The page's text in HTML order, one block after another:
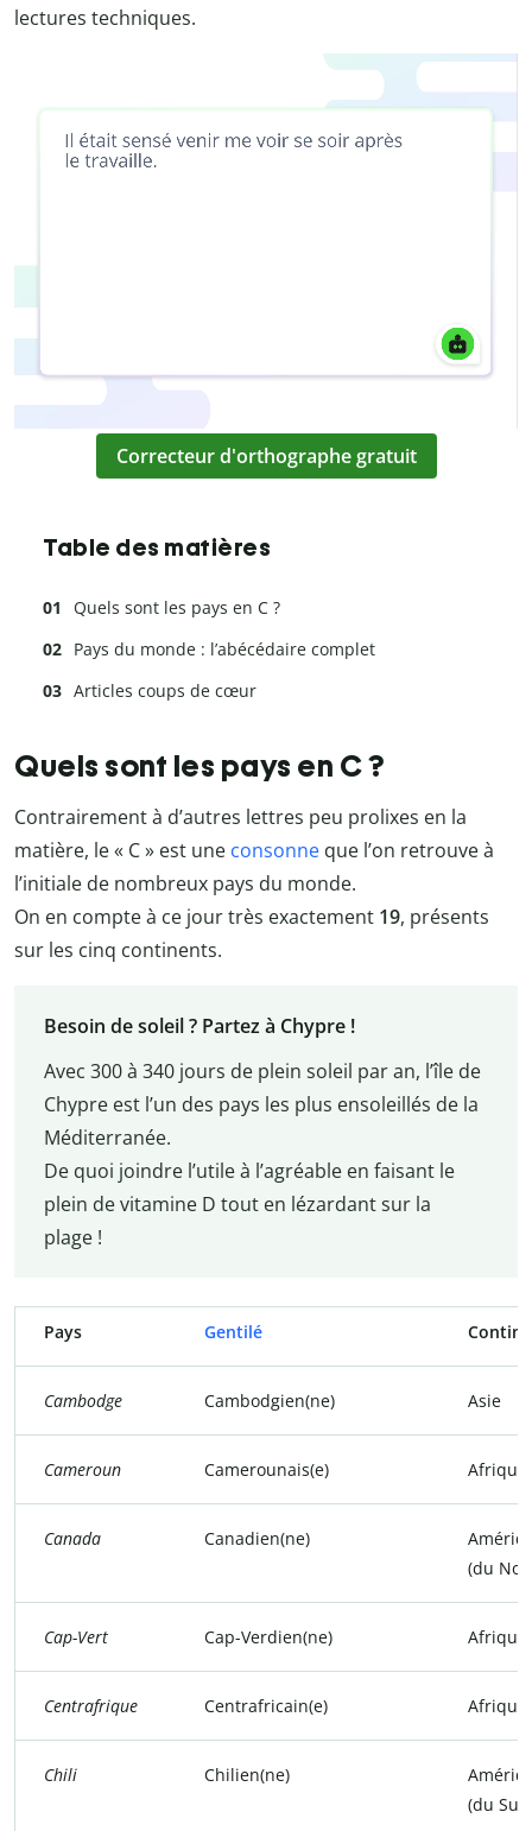
lectures techniques.
Correcteur d'orthographe gratuit
Table des matières
Quels sont les pays en C ?
Pays du monde : l’abécédaire complet
Articles coups de cœur
Quels sont les pays en C ?
Contrairement à d’autres lettres peu prolixes en la
matière, le « C » est une consonne que l’on retrouve à
l’initiale de nombreux pays du monde.
On en compte à ce jour très exactement 19, présents
sur les cinq continents.
Besoin de soleil ? Partez à Chypre !
Avec 300 à 340 jours de plein soleil par an, l’île de
Chypre est l’un des pays les plus ensoleillés de la
Méditerranée.
De quoi joindre l’utile à l’agréable en faisant le
plein de vitamine D tout en lézardant sur la
plage !
Pays Gentilé
Cambodge Cambodgien(ne) Asie
Cameroun Camerounais(e) Afrique
Canada Canadien(ne)
(du
Cap-Vert Cap-Verdien(ne) Afrique
Centrafrique Centrafricain(e) Afrique
Chili Chilien(ne)
(du